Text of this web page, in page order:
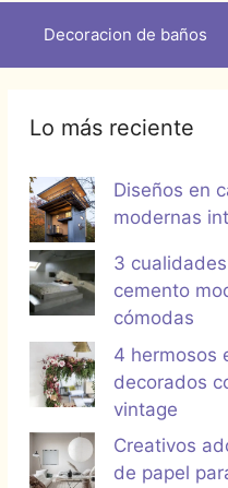
Decoracion de baños
Lo más reciente
Diseños en
modernas
3
cemento
cómodas
4 hermosos
decorados
vintage
Creativos
de papel